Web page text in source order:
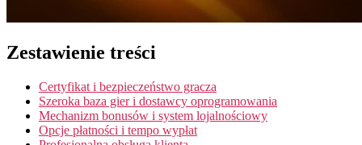
Zestawienie treści
Certyfikat i bezpieczeństwo gracza
Szeroka baza gier i dostawcy oprogramowania
Mechanizm bonusów i system lojalnościowy
Opcje płatności i tempo wypłat